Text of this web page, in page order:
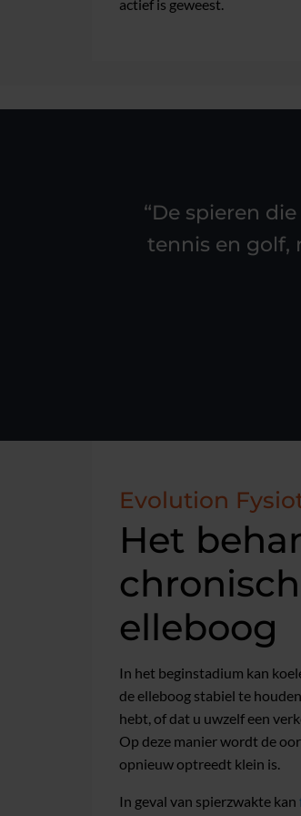
actief is geweest.
“De spieren
tennis en golf,
Evolution
Het
elleboog
In het beginstadium kan
de elleboog stabiel te
hebt, of dat u uwzelf een
Op deze manier wordt de
opnieuw optreedt klein is.
In geval van spierzwakte kan